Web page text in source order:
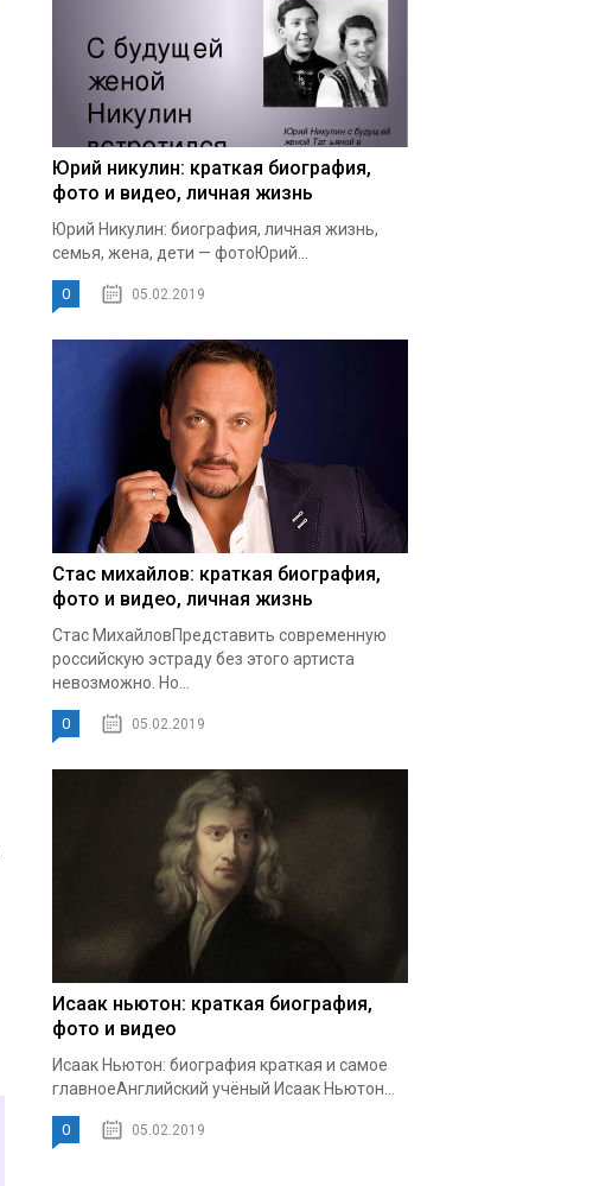
Юрий никулин: краткая биография,
фото и видео, личная жизнь
Юрий Никулин: биография, личная жизнь,
семья, жена, дети — фотоЮрий...
0 05.02.2019
Стас михайлов: краткая биография,
фото и видео, личная жизнь
Стас МихайловПредставить современную
российскую эстраду без этого артиста
невозможно. Но...
0 05.02.2019
Исаак ньютон: краткая биография,
фото и видео
Исаак Ньютон: биография краткая и самое
главноеАнглийский учёный Исаак Ньютон...
0 05.02.2019